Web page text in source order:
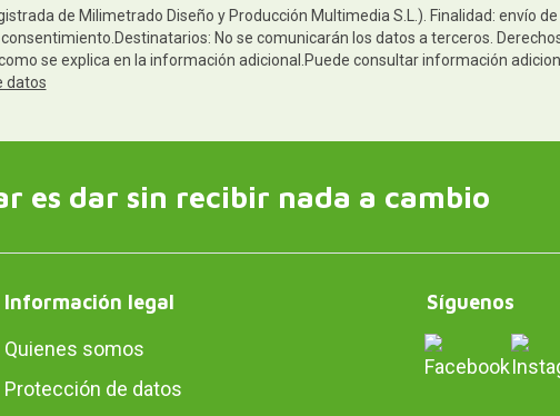
de Milimetrado Diseño y Producción Multimedia S.L.). Finalidad: envío
No se comunicarán los datos a terceros.
se explica en la información adicional.Puede consultar información
datos
es dar sin recibir nada a cambio
Información legal
Quienes somos
Protección de datos
Síguenos